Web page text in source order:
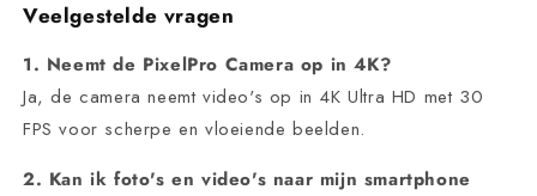
Veelgestelde vragen
1. Neemt de PixelPro Camera op in 4K?
Ja, de camera neemt video's op in 4K Ultra HD met 30
FPS voor scherpe en vloeiende beelden.
2. Kan ik foto's en video's naar mijn smartphone